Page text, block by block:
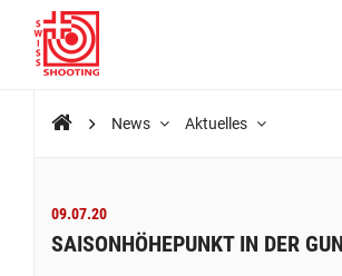
News Aktuelles
09.07.20
SAISONHÖHEPUNKT IN DER